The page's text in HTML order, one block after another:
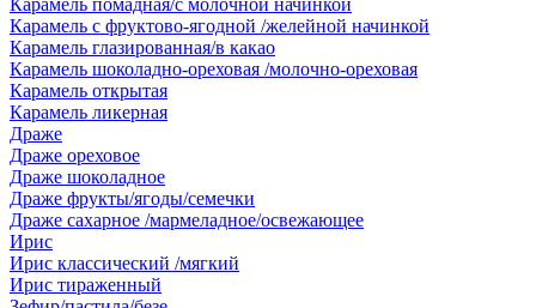
Карамель помадная/с молочной начинкой
Карамель с фруктово-ягодной /желейной начинкой
Карамель глазированная/в какао
Карамель шоколадно-ореховая /молочно-ореховая
Карамель открытая
Карамель ликерная
Драже
Драже ореховое
Драже шоколадное
Драже фрукты/ягоды/семечки
Драже сахарное /мармеладное/освежающее
Ирис
Ирис классический /мягкий
Ирис тираженный